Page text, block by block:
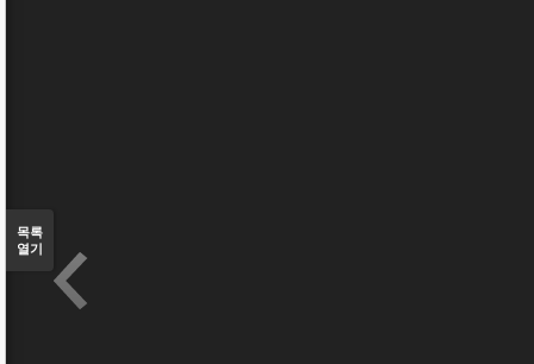
목록
열기